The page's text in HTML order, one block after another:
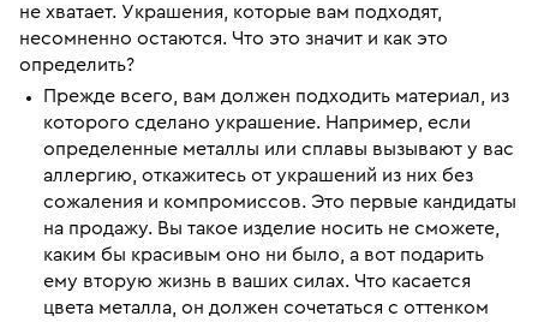
не хватает. Украшения, которые вам подходят,
несомненно остаются. Что это значит и как это
определить?
Прежде всего, вам должен подходить материал, из
которого сделано украшение. Например, если
определенные металлы или сплавы вызывают у вас
аллергию, откажитесь от украшений из них без
сожаления и компромиссов. Это первые кандидаты
на продажу. Вы такое изделие носить не сможете,
каким бы красивым оно ни было, а вот подарить
ему вторую жизнь в ваших силах. Что касается
цвета металла, он должен сочетаться с оттенком